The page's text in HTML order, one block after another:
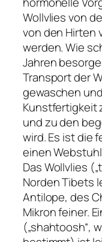
Wollvlies von
von den Hirten
werden. Wie
Jahren
Transport der
gewaschen
Kunstfertigkeit
und zu den
wird. Es ist die
einen
Das Wollvlies
Norden Tibets
Antilope, des
Mikron feiner.
(„shahtoosh“,